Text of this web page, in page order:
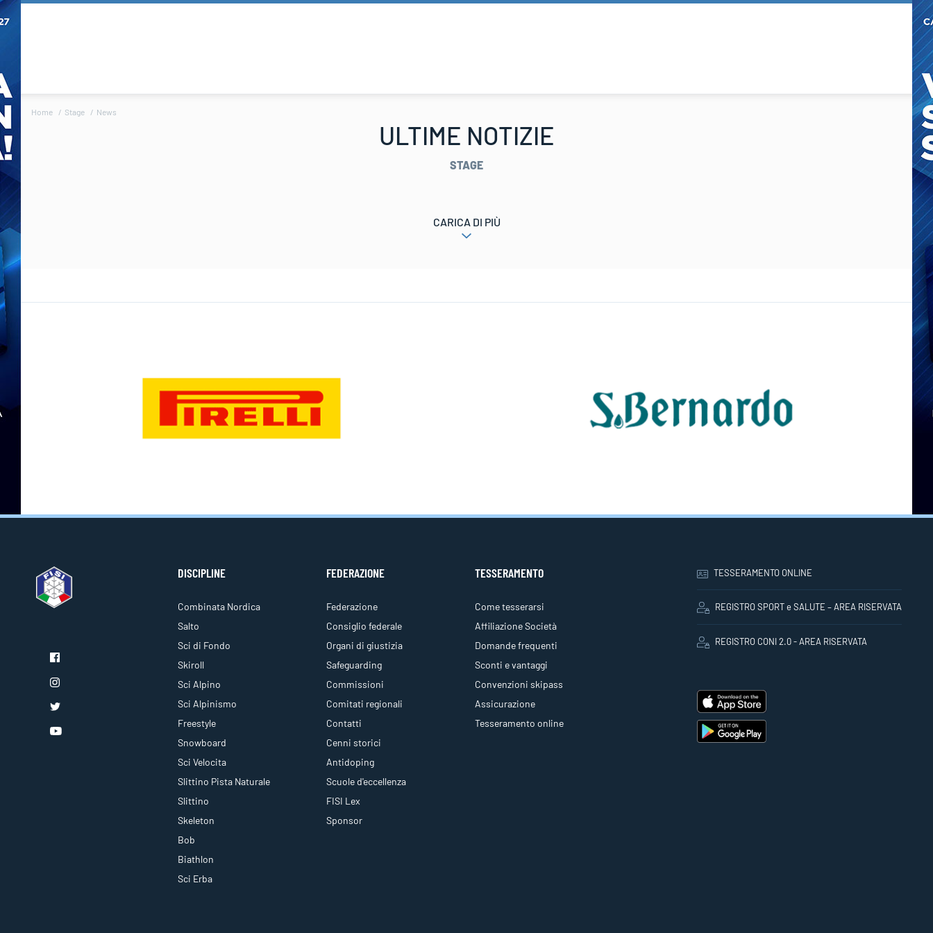
Home Stage News
ULTIME NOTIZIE
STAGE
CARICA DI PIÙ
DISCIPLINE
Combinata Nordica
Salto
Sci di Fondo
Skiroll
Sci Alpino
Sci Alpinismo
Freestyle
Snowboard
Sci Velocita
Slittino Pista Naturale
Slittino
Skeleton
Bob
Biathlon
Sci Erba
FEDERAZIONE
Federazione
Consiglio federale
Organi di giustizia
Safeguarding
Commissioni
Comitati regionali
Contatti
Cenni storici
Antidoping
Scuole d'eccellenza
FISI Lex
Sponsor
TESSERAMENTO
Come tesserarsi
Affiliazione Società
Domande frequenti
Sconti e vantaggi
Convenzioni skipass
Assicurazione
Tesseramento online
TESSERAMENTO ONLINE
REGISTRO SPORT e SALUTE – AREA RISERVATA
REGISTRO CONI 2.0 - AREA RISERVATA